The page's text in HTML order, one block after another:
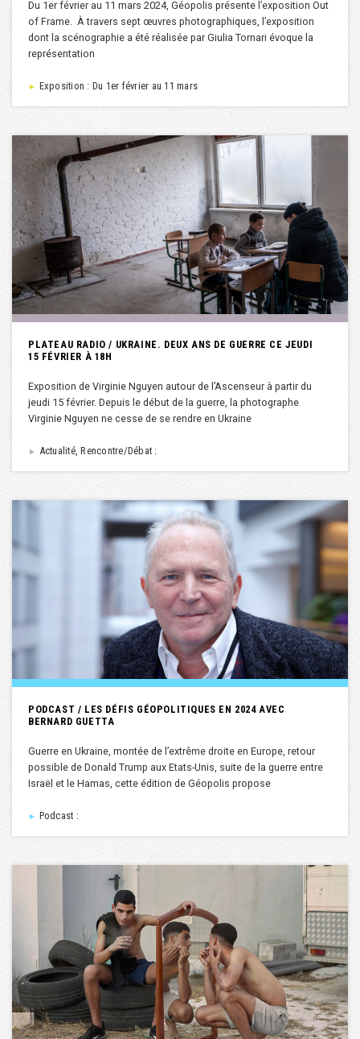
Du 1er février au 11 mars 2024, Géopolis présente l’exposition Out
of Frame. À travers sept œuvres photographiques, l’exposition
dont la scénographie a été réalisée par Giulia Tornari évoque la
représentation
► Exposition : Du 1er février au 11 mars
PLATEAU RADIO / UKRAINE. DEUX ANS DE GUERRE CE JEUDI
15 FÉVRIER À 18H
Exposition de Virginie Nguyen autour de l’Ascenseur à partir du
jeudi 15 février. Depuis le début de la guerre, la photographe
Virginie Nguyen ne cesse de se rendre en Ukraine
► Actualité, Rencontre/Débat :
PODCAST / LES DÉFIS GÉOPOLITIQUES EN 2024 AVEC
BERNARD GUETTA
Guerre en Ukraine, montée de l’extrême droite en Europe, retour
possible de Donald Trump aux Etats-Unis, suite de la guerre entre
Israël et le Hamas, cette édition de Géopolis propose
► Podcast :